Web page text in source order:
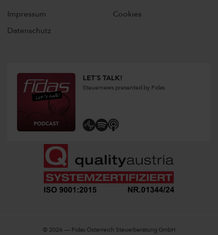
Impressum
Datenschutz
Cookies
LET´S TALK!
Steuernews presented by Fidas
© 2026 — Fidas Österreich Steuerberatung GmbH